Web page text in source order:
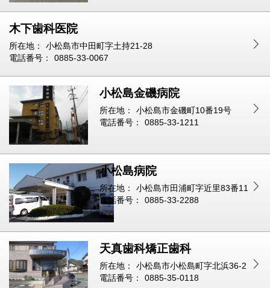
木下歯科医院
所在地：
小松島市中田町字土持21-28
電話番号：
0885-33-0067
小松島金磯病院
所在地：
小松島市金磯町10番19号
電話番号：
0885-33-1211
小松島病院
所在地：
小松島市田浦町字近里83番11
電話番号：
0885-33-2288
天真歯科矯正歯科
所在地：
小松島市小松島町字北浜36-2
電話番号：
0885-35-0118